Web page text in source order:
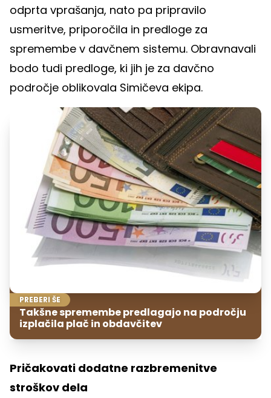
odprta vprašanja, nato pa pripravilo
usmeritve, priporočila in predloge za
spremembe v davčnem sistemu. Obravnavali
bodo tudi predloge, ki jih je za davčno
področje oblikovala Simičeva ekipa.
PREBERI ŠE
Takšne spremembe predlagajo na področju
izplačila plač in obdavčitev
Pričakovati dodatne razbremenitve
stroškov dela